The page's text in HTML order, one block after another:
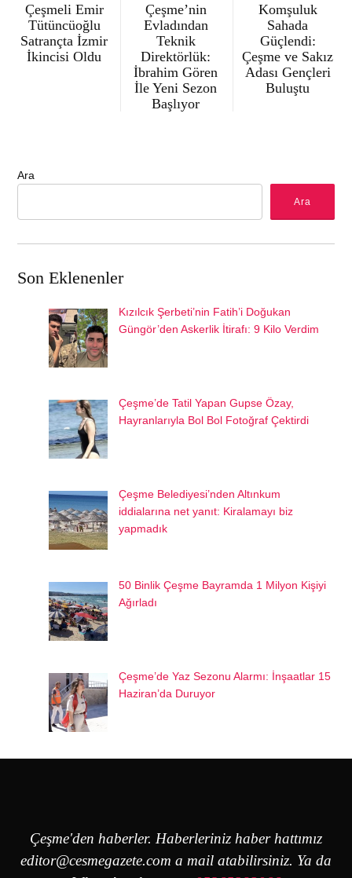
Çeşmeli Emir
Tütüncüoğlu
Satrançta İzmir
İkincisi Oldu
Çeşme’nin
Evladından
Teknik
Direktörlük:
İbrahim Gören
İle Yeni Sezon
Başlıyor
Komşuluk
Sahada
Güçlendi:
Çeşme ve Sakız
Adası Gençleri
Buluştu
Ara
Ara
Son Eklenenler
Kızılcık Şerbeti’nin Fatih’i Doğukan
Güngör’den Askerlik İtirafı: 9 Kilo Verdim
Çeşme’de Tatil Yapan Gupse Özay,
Hayranlarıyla Bol Bol Fotoğraf Çektirdi
Çeşme Belediyesi’nden Altınkum
iddialarına net yanıt: Kiralamayı biz
yapmadık
50 Binlik Çeşme Bayramda 1 Milyon Kişiyi
Ağırladı
Çeşme’de Yaz Sezonu Alarmı: İnşaatlar 15
Haziran’da Duruyor
Çeşme'den haberler. Haberleriniz haber hattımız
editor@cesmegazete.com a mail atabilirsiniz. Ya da